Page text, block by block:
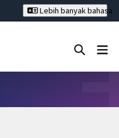
Lebih banyak bahasa